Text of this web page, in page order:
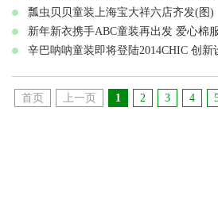
瓢虫贝贝童装上海宝大祥六店齐发(图)
新年新衣携手ABC童装再出发 爱心棉
辛巴呐呐童装即将登陆2014CHIC 创
首页 上一页 1 2 3 4